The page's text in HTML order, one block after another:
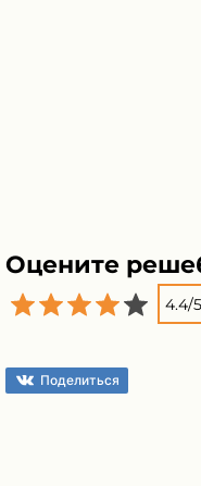
Оцените
4.4/5
Поделиться